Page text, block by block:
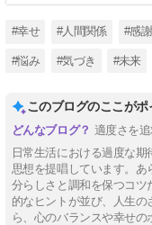
#幸せ #人間関係 #感謝
#悩み #気づき #未来
このブログのここがポ
適度さを
日常生活における過度な
思想を提唱しています。
分らしさと調和を保つコツ
的なヒントが並び、人生
ら、心のバランスや幸せの